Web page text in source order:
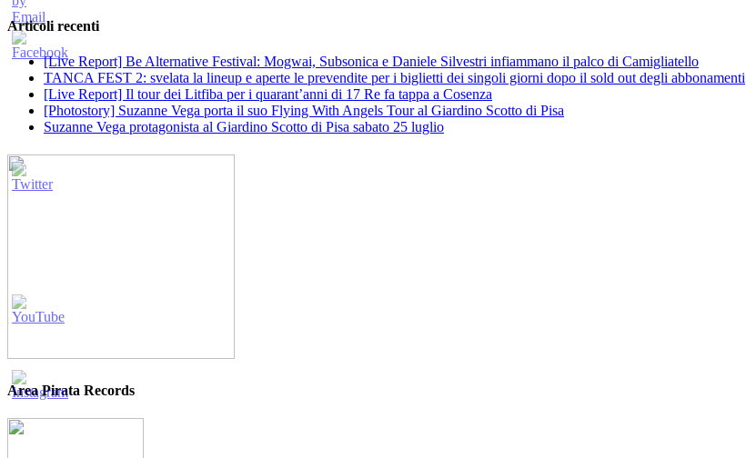
Articoli recenti
[Live Report] Be Alternative Festival: Mogwai, Subsonica e Daniele Silvestri infiammano il palco di Camigliatello
TANCA FEST 2: svelata la lineup e aperte le prevendite per i biglietti dei singoli giorni dopo il sold out degli abbonamenti
[Live Report] Il tour dei Litfiba per i quarant’anni di 17 Re fa tappa a Cosenza
[Photostory] Suzanne Vega porta il suo Flying With Angels Tour al Giardino Scotto di Pisa
Suzanne Vega protagonista al Giardino Scotto di Pisa sabato 25 luglio
Area Pirata Records